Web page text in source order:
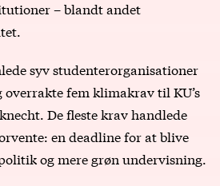
– blandt andet
syv studenterorganisationer
overrakte fem klimakrav til KU’s
De fleste krav handlede
en deadline for at blive
og mere grøn undervisning.